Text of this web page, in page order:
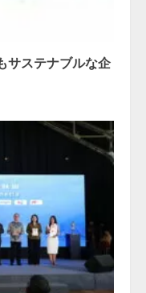
サステナブルな企